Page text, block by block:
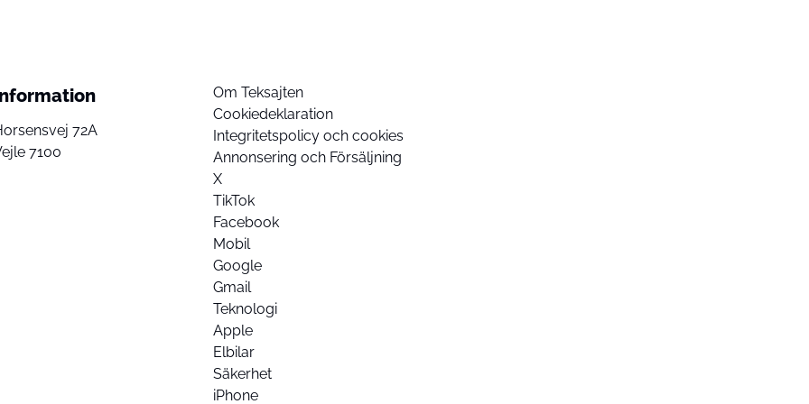
72A
7100
Om Teksajten
Cookiedeklaration
Integritetspolicy och cookies
Annonsering och Försäljning
X
TikTok
Facebook
Mobil
Google
Gmail
Teknologi
Apple
Elbilar
Säkerhet
iPhone